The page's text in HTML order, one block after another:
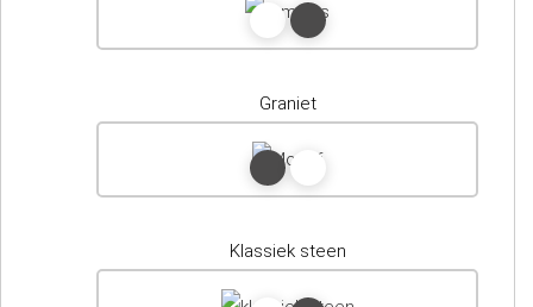
Graniet
Klassiek steen